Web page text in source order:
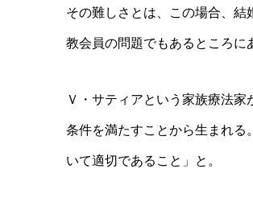
その難しさとは、この場合、結
教会員の問題でもあるところに
Ｖ・サティアという家族療法
条件を満たすことから生まれる
いて適切であること」と。